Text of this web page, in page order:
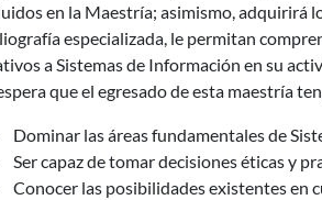
en la Maestría; asimismo, adquirirá
especializada, le permitan
a Sistemas de Información en su
que el egresado de esta maestría
Dominar las áreas fundamentales de
Ser capaz de tomar decisiones éticas y
Conocer las posibilidades existentes en